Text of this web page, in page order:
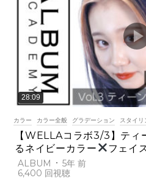
28:09
カラー カラー全般 グラデーション スタイリ
【WELLAコラボ3/3】ティ
るネイビーカラー
フェイ
ALBUM
5年 前
6,400